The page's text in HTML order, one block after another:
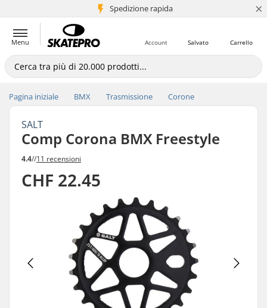
Spedizione rapida
+5 mln di clienti ×
Menu Carrello
Salvato
Account
Pagina iniziale BMX Trasmissione Corone
SALT
Comp Corona BMX Freestyle
4.4//11 recensioni
CHF 22.45